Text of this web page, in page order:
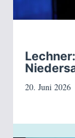
20. Juni 2026